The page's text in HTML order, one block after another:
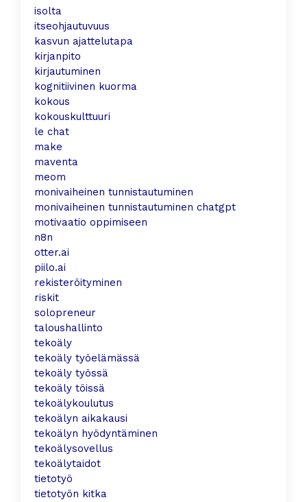
isolta
itseohjautuvuus
kasvun ajattelutapa
kirjanpito
kirjautuminen
kognitiivinen kuorma
kokous
kokouskulttuuri
le chat
make
maventa
meom
monivaiheinen tunnistautuminen
monivaiheinen tunnistautuminen chatgpt
motivaatio oppimiseen
n8n
otter.ai
piilo.ai
rekisteröityminen
riskit
solopreneur
taloushallinto
tekoäly
tekoäly työelämässä
tekoäly työssä
tekoäly töissä
tekoälykoulutus
tekoälyn aikakausi
tekoälyn hyödyntäminen
tekoälysovellus
tekoälytaidot
tietotyö
tietotyön kitka